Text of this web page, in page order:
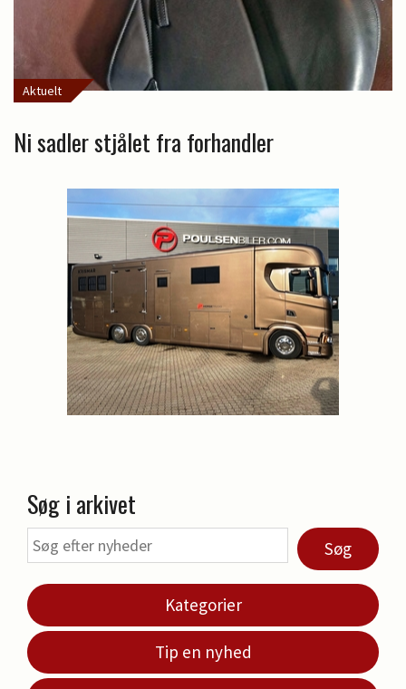
Aktuelt
Ni sadler stjålet fra forhandler
Søg i arkivet
Søg
Kategorier
Tip en nyhed